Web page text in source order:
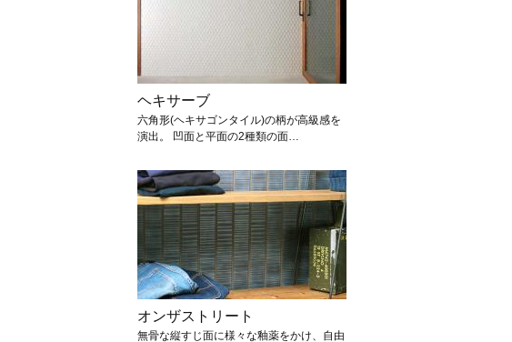
ヘキサーブ
六角形(ヘキサゴンタイル)の柄が高級感を
演出。 凹面と平面の2種類の面…
オンザストリート
無骨な縦すじ面に様々な釉薬をかけ、自由